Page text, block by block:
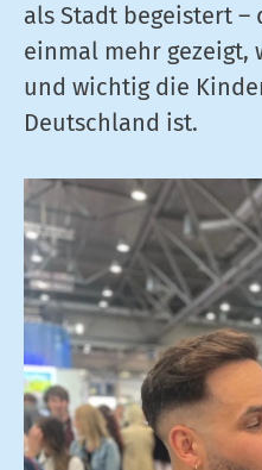
als Stadt begeistert –
einmal mehr gezeigt,
und wichtig die
Deutschland ist.